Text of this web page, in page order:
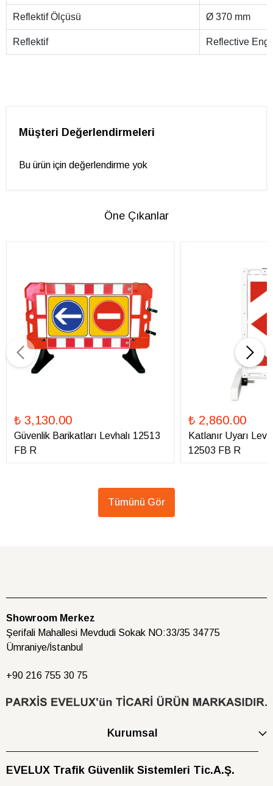
Reflektif Ölçüsü Ø 370 mm
Reflektif Reflective
Müşteri Değerlendirmeleri
Bu ürün için değerlendirme yok
Öne Çıkanlar
₺ 3,130.00
Güvenlik Barikatları Levhalı 12513
FB R
₺ 2,860.00
Katlanır Uyarı
12503 FB R
Tümünü Gör
Showroom Merkez
Şerifali Mahallesi Mevdudi Sokak NO:33/35 34775
Ümraniye/İstanbul
+90 216 755 30 75
Kurumsal
EVELUX Trafik Güvenlik Sistemleri Tic.A.Ş.